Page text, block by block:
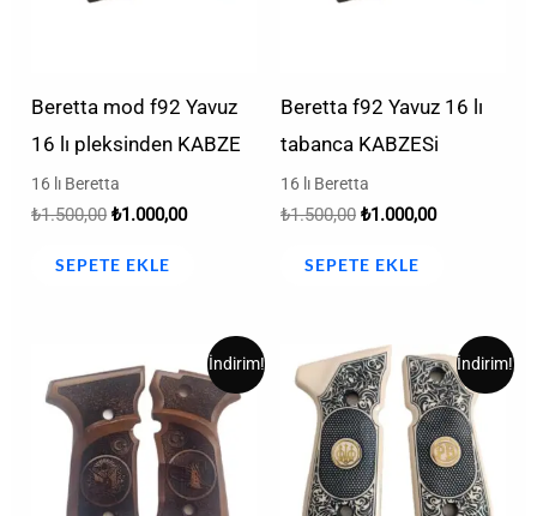
Beretta mod f92 Yavuz
16 lı pleksinden KABZE
16 lı Beretta
₺1.500,00 ₺1.000,00
SEPETE EKLE
Beretta f92 Yavuz 16 lı
tabanca KABZESi
16 lı Beretta
₺1.500,00 ₺1.000,00
SEPETE EKLE
İndirim!
fiyat:
₺1.000,00.
andaki
fiyat:
₺600,00.
İndirim!
Orijinal
fiyat:
₺2,00.
Şu
andaki
fiyat:
₺1,00.